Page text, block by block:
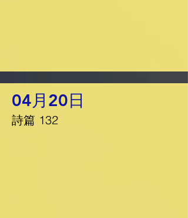
04月20日
詩篇 132